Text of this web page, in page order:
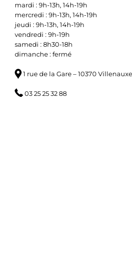
mardi : 9h-13h, 14h-19h
mercredi : 9h-13h, 14h-19h
jeudi : 9h-13h, 14h-19h
vendredi : 9h-19h
samedi : 8h30-18h
dimanche : fermé
1 rue de la Gare – 10370
03 25 25 32 88